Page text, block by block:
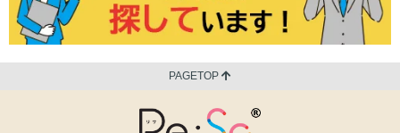
PAGETOP